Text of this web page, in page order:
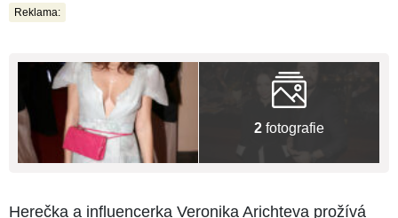
Reklama:
2 fotografie
Herečka a influencerka Veronika Arichteva prožívá